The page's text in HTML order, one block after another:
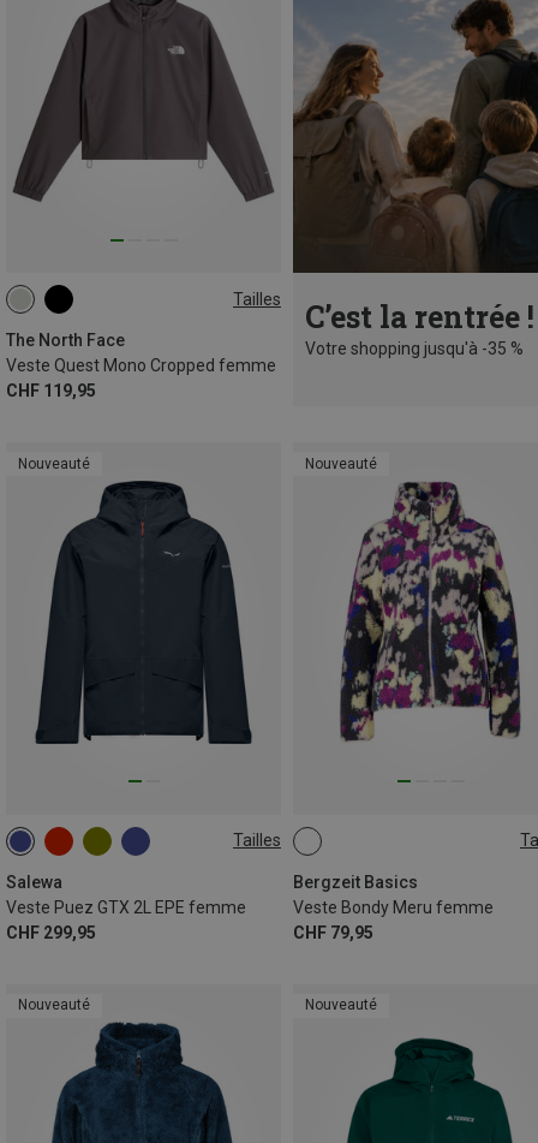
Tailles
The North Face
Veste Quest Mono Cropped femme
CHF 119,95
XS S C’est la rentrée !
Votre shopping jusqu'à -35 %
Nouveauté
Tailles
Salewa
Veste Puez GTX 2L EPE femme
CHF 299,95
XXS XS
XL
Nouveauté
Bergzeit Basics
Veste Bondy Meru femme
CHF 79,95
Nouveauté Nouveauté